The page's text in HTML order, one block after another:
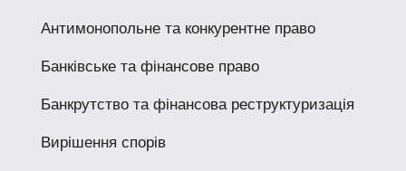
Антимонопольне та конкурентне право
Банківське та фінансове право
Банкрутство та фінансова реструктуризація
Вирішення спорів